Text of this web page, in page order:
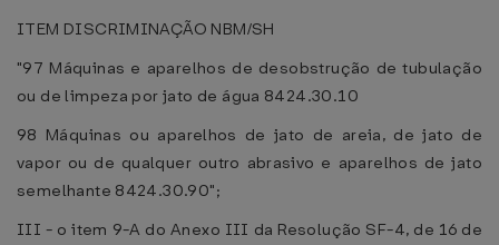
ITEM DISCRIMINAÇÃO NBM/SH
"97 Máquinas e aparelhos de desobstrução de tubulação
ou de limpeza por jato de água 8424.30.10
98 Máquinas ou aparelhos de jato de areia, de jato de
vapor ou de qualquer outro abrasivo e aparelhos de jato
semelhante 8424.30.90";
III - o item 9-A do Anexo III da Resolução SF-4, de 16 de